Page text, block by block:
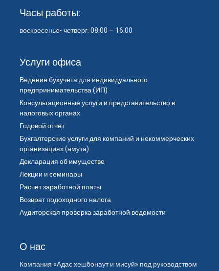
Часы работы:
воскресенье- четверг: 08:00 – 16:00
Услуги офиса
Ведение бухучета для индивидуального
предпринимательства (ИП)
Консультационные услуги и представительство в
налоговых органах
Годовой отчет
Бухгалтерские услуги для компаний и некоммерческих
организациях (амута)
Декларация об имуществе
Лекции и семинары
Расчет заработной платы
Возврат подоходного налога
Аудиторская проверка заработной ведомости
О нас
Компания «Адас хешбонаут и мисуй» под руководством